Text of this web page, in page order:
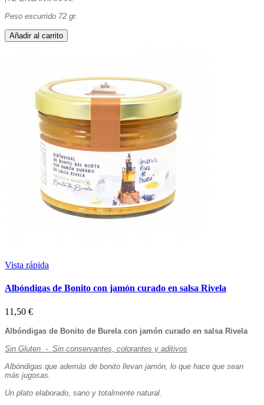
Peso escurrido 72 gr.
Añadir al carrito
Vista rápida
Albóndigas de Bonito con jamón curado en salsa Rivela
11,50 €
Albóndigas de Bonito de Burela con jamón curado en salsa Rivela
Sin Gluten - Sin conservantes, colorantes y aditivos
Albóndigas que además de bonito llevan jamón, lo que hace que sean
más jugosas.
Un plato elaborado, sano y totalmente natural.